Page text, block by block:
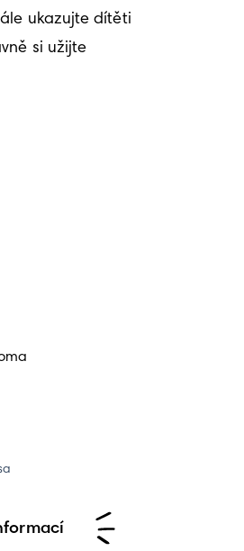
ukazujte dítěti
si užijte